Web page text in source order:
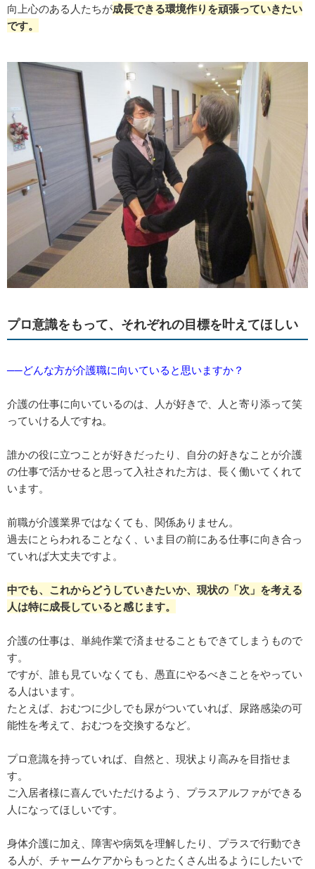
向上心のある人たちが成長できる環境作りを頑張っていきたい
です。
プロ意識をもって、それぞれの目標を叶えてほしい
──どんな方が介護職に向いていると思いますか？
介護の仕事に向いているのは、人が好きで、人と寄り添って笑
っていける人ですね。
誰かの役に立つことが好きだったり、自分の好きなことが介護
の仕事で活かせると思って入社された方は、長く働いてくれて
います。
前職が介護業界ではなくても、関係ありません。
過去にとらわれることなく、いま目の前にある仕事に向き合っ
ていれば大丈夫ですよ。
中でも、これからどうしていきたいか、現状の「次」を考える
人は特に成長していると感じます。
介護の仕事は、単純作業で済ませることもできてしまうもので
す。
ですが、誰も見ていなくても、愚直にやるべきことをやってい
る人はいます。
たとえば、おむつに少しでも尿がついていれば、尿路感染の可
能性を考えて、おむつを交換するなど。
プロ意識を持っていれば、自然と、現状より高みを目指せま
す。
ご入居者様に喜んでいただけるよう、プラスアルファができる
人になってほしいです。
身体介護に加え、障害や病気を理解したり、プラスで行動でき
る人が、チャームケアからもっとたくさん出るようにしたいで